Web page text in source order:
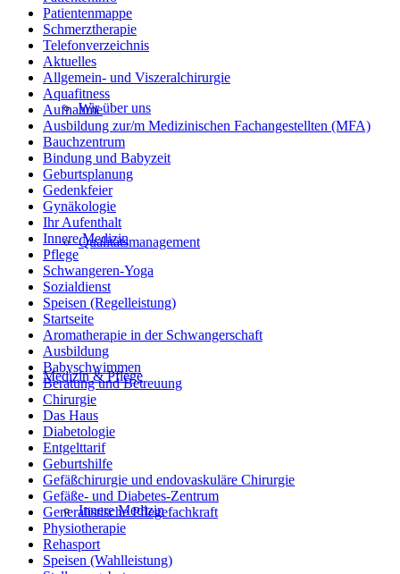
Wir über uns
Qualitätsmanagement
Medizin & Pflege
Innere Medizin
Patientenmappe
Schmerztherapie
Telefonverzeichnis
Aktuelles
Allgemein- und Viszeralchirurgie
Aquafitness
Aufnahme
Ausbildung zur/m Medizinischen Fachangestellten (MFA)
Bauchzentrum
Bindung und Babyzeit
Geburtsplanung
Gedenkfeier
Gynäkologie
Ihr Aufenthalt
Innere Medizin
Pflege
Schwangeren-Yoga
Sozialdienst
Speisen (Regelleistung)
Startseite
Aromatherapie in der Schwangerschaft
Ausbildung
Babyschwimmen
Beratung und Betreuung
Chirurgie
Das Haus
Diabetologie
Entgelttarif
Geburtshilfe
Gefäßchirurgie und endovaskuläre Chirurgie
Gefäße- und Diabetes-Zentrum
Generalistische Pflegefachkraft
Physiotherapie
Rehasport
Speisen (Wahlleistung)